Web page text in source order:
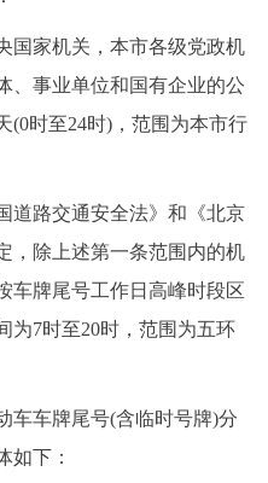
我要咨询
谈 图说互动
概览 人文北京
家机关，本市各级党政机
、事业单位和国有企业的公
(0时至24时)，范围为本市行
路交通安全法》和《北京
，除上述第一条范围内的机
车牌尾号工作日高峰时段区
为7时至20时，范围为五环
车牌尾号(含临时号牌)分
如下：